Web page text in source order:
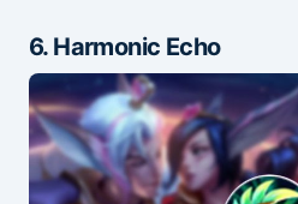
6. Harmonic Echo